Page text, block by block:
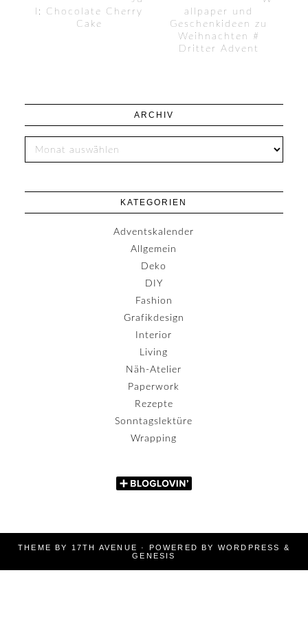
l: Chocolate Cherry
Cake
allpaper und
Geschenkideen zu
Weihnachten #
Dritter Advent
ARCHIV
KATEGORIEN
Adventskalender
Allgemein
Deko
DIY
Fashion
Grafikdesign
Interior
Living
Näh-Atelier
Paperwork
Rezepte
Sonntagslektüre
Wrapping
THEME BY 17TH AVENUE · POWERED BY WORDPRESS
&
GENESIS